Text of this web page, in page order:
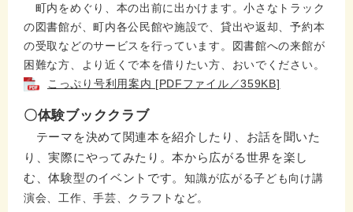
町内をめぐり、本の出前に出かけます。小さなトラック
の図書館が、町内各公民館や施設で、貸出や返却、予約本
の受取などのサービスを行っています。図書館への来館が
困難な方、より近くで本を借りたい方、おいでください。
こっぷり号利用案内 [PDFファイル／359KB]
〇体験ブッククラブ
テーマを決めて関連本を紹介したり、お話を聞いた
り、実際にやってみたり。本から広がる世界を楽し
む、体験型のイベントです。知識が広がる子ども向け講
演会、工作、手芸、クラフトなど。